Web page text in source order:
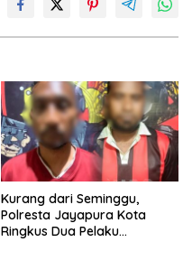
Kurang dari Seminggu,
Polresta Jayapura Kota
Ringkus Dua Pelaku